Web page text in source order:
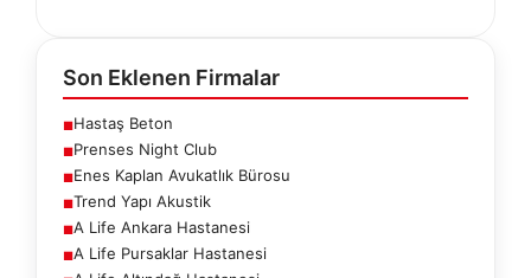
Son Eklenen Firmalar
■Hastaş Beton
■Prenses Night Club
■Enes Kaplan Avukatlık Bürosu
■Trend Yapı Akustik
■A Life Ankara Hastanesi
■A Life Pursaklar Hastanesi